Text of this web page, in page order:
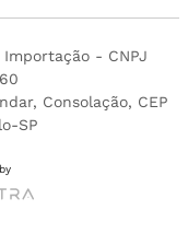
- CNPJ
Consolação, CEP
SP